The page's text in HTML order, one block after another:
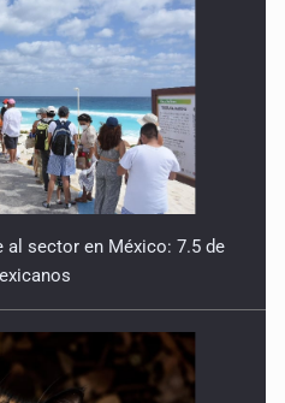
sector en México: 7.5 de